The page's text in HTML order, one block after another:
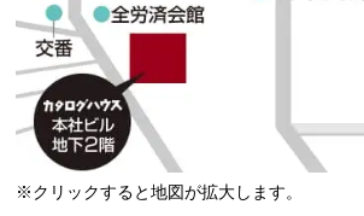
※クリックすると地図が拡大します。